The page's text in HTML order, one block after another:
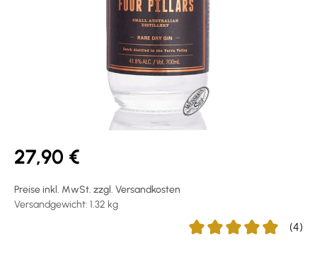
27,90 €
Preise inkl. MwSt. zzgl. Versandkosten
Versandgewicht: 1.32 kg
(4)